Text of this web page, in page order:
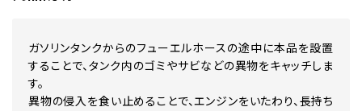
ガソリンタンクからのフューエルホースの途中に本品を設置
することで、タンク内のゴミやサビなどの異物をキャッチしま
す。
異物の侵入を食い止めることで、エンジンをいたわり、長持ち